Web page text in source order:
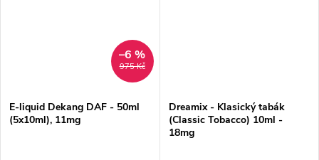
975 Kč
–6 %
E-liquid Dekang DAF - 50ml
(5x10ml), 11mg
Dreamix - Klasický tabák
(Classic Tobacco) 10ml -
18mg